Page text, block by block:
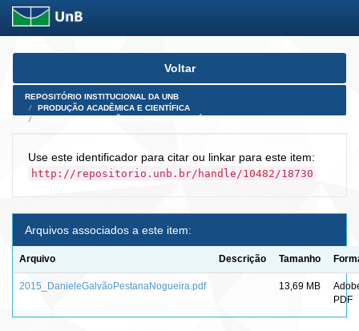
Skip
Voltar
REPOSITÓRIO INSTITUCIONAL DA UNB
PRODUÇÃO ACADÊMICA E CIENTÍFICA
Use este identificador para citar ou linkar para este item:
http://repositorio.unb.br/handle/10482/18730
Arquivos associados a este item:
Arquivo Descrição Tamanho
2015_DanieleGalvãoPestanaNogueira.pdf 13,69 MB
PDF